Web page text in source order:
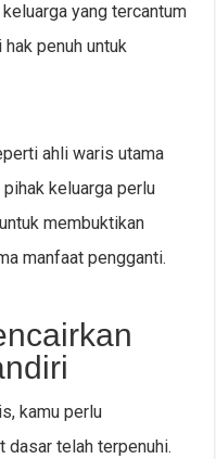
yang tercantum
penuh untuk
ahli waris utama
keluarga perlu
membuktikan
manfaat pengganti.
kamu perlu
dasar telah terpenuhi.